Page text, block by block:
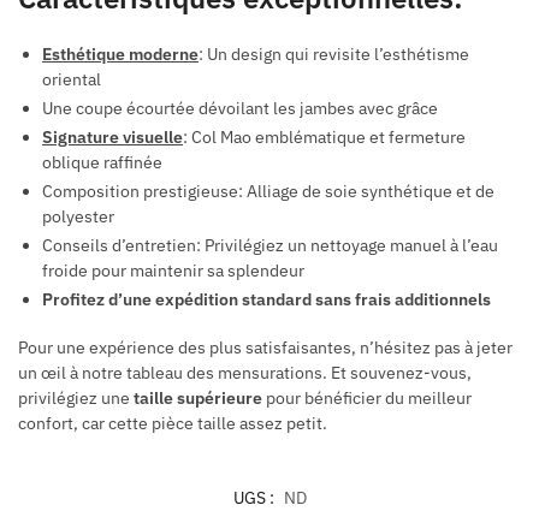
Esthétique moderne: Un design qui revisite l’esthétisme
oriental
Une coupe écourtée dévoilant les jambes avec grâce
Signature visuelle: Col Mao emblématique et fermeture
oblique raffinée
Composition prestigieuse: Alliage de soie synthétique et de
polyester
Conseils d’entretien: Privilégiez un nettoyage manuel à l’eau
froide pour maintenir sa splendeur
Profitez d’une expédition standard sans frais additionnels
Pour une expérience des plus satisfaisantes, n’hésitez pas à jeter
un œil à notre tableau des mensurations. Et souvenez-vous,
privilégiez une taille supérieure pour bénéficier du meilleur
confort, car cette pièce taille assez petit.
UGS : ND